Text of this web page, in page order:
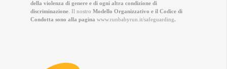
della violenza di genere e di ogni altra condizione di
discriminazione . Il nostro Modello Organizzativo e il Codice di
Condotta sono alla pagina www.runbabyrun.it/safeguarding.